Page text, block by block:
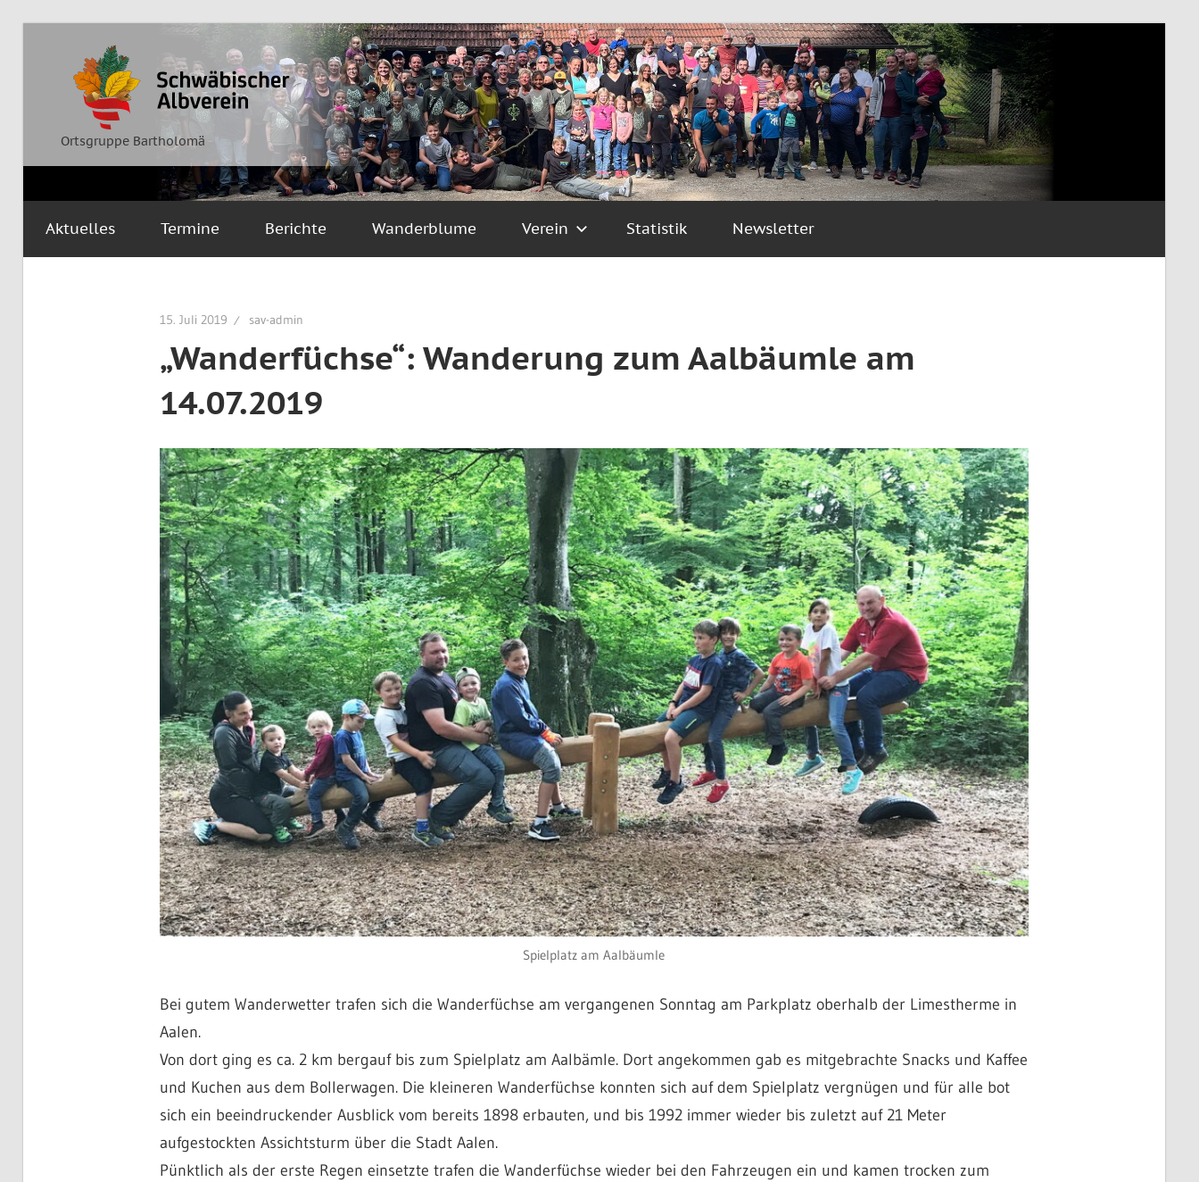
springen
Ortsgruppe Bartholomä
Schwäbischer
Albverein
Ortsgruppe
Bartholomä
Aktuelles Termine Berichte Wanderblume Verein Statistik Newsletter
15. Juli 2019 sav-admin
„Wanderfüchse“: Wanderung zum Aalbäumle am
14.07.2019
Spielplatz am Aalbäumle
Bei gutem Wanderwetter trafen sich die Wanderfüchse am vergangenen Sonntag am Parkplatz oberhalb der Limestherme in
Aalen.
Von dort ging es ca. 2 km bergauf bis zum Spielplatz am Aalbämle. Dort angekommen gab es mitgebrachte Snacks und Kaffee
und Kuchen aus dem Bollerwagen. Die kleineren Wanderfüchse konnten sich auf dem Spielplatz vergnügen und für alle bot
sich ein beeindruckender Ausblick vom bereits 1898 erbauten, und bis 1992 immer wieder bis zuletzt auf 21 Meter
aufgestockten Assichtsturm über die Stadt Aalen.
Pünktlich als der erste Regen einsetzte trafen die Wanderfüchse wieder bei den Fahrzeugen ein und kamen trocken zum